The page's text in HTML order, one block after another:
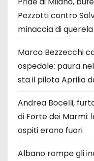
Pezzotti contro
minaccia di querela
Marco Bezzecchi
ospedale: paura
sta il pilota Aprilia
Andrea Bocelli,
di Forte dei Marmi:
ospiti erano fuori
Albano rompe gli